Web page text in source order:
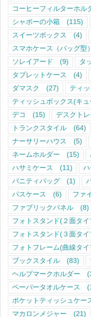
コーヒーフィルターホル
シャポーの小箱
(115)
スイーツボックス
(4)
スマホケース（バッグ型）
ソレイアード
(9) タ
タブレットケース
(4)
ダマスク
(27) ティ
ティッシュボックス(キュ
デコ
(15) デスクトレ
トランクスタイル
(64)
ナーサリーハウス
(5)
ネームホルダー
(15)
ハサミケース
(11)
バニティバッグ
(1)
パスケース
(6) ファ
ファブリックパネル
(8)
フォトスタンド(２面タイ
フォトスタンド(３面タイ
フォトフレーム(曲線タイ
ブックスタイル
(83)
ヘルプマークホルダー
ペーパータオルケース
ポケットティッシュケー
マカロンメジャー
(21)